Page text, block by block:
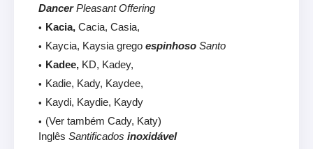
DancerPleasant Offering
Kacia, Cacia, Casia,
Kaycia, Kaysia grego espinhoso Santo
Kadee, KD, Kadey,
Kadie, Kady, Kaydee,
Kaydi, Kaydie, Kaydy
(Ver também Cady, Katy)
Inglês Santificados inoxidável